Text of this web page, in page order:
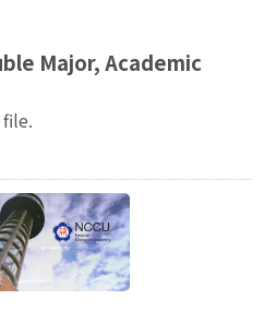
Major, Academic
file.